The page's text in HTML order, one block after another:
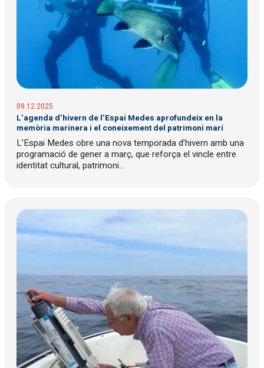
09.12.2025
L’agenda d’hivern de l’Espai Medes aprofundeix en la
memòria marinera i el coneixement del patrimoni marí
L’Espai Medes obre una nova temporada d’hivern amb una
programació de gener a març, que reforça el vincle entre
identitat cultural, patrimoni...